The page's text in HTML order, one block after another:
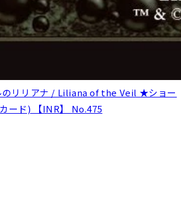
リリアナ / Liliana of the Veil ★ショー
ード) 【INR】 No.475